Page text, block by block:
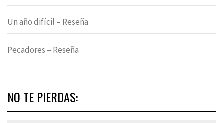
Un año difícil – Reseña
Pecadores – Reseña
NO TE PIERDAS: